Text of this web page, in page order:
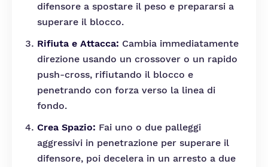
difensore a spostare il peso e prepararsi a
superare il blocco.
Rifiuta e Attacca: Cambia immediatamente
direzione usando un crossover o un rapido
push-cross, rifiutando il blocco e
penetrando con forza verso la linea di
fondo.
Crea Spazio: Fai uno o due palleggi
aggressivi in penetrazione per superare il
difensore, poi decelera in un arresto a due